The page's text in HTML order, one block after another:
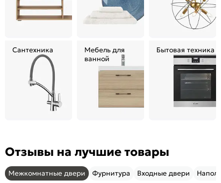
Сантехника
Мебель для
ванной
Бытовая техника
Отзывы на лучшие товары
Межкомнатные двери Фурнитура Входные двери